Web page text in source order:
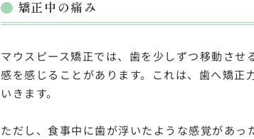
矯正中の痛み
マウスピース矯正では、歯を少しずつ移動さ
感を感じることがあります。これは、歯へ矯
いきます。
ただし、食事中に歯が浮いたような感覚があ